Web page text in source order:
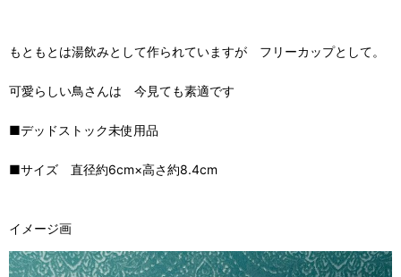
もともとは湯飲みとして作られていますが フリーカップとして。
可愛らしい鳥さんは 今見ても素適です
■デッドストック未使用品
■サイズ 直径約6cm×高さ約8.4cm
イメージ画